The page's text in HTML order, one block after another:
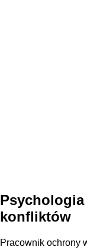
konfliktów
Pracownik ochrony